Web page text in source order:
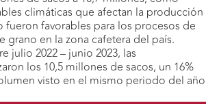
climáticas que afectan la producción
fueron favorables para los procesos de
grano en la zona cafetera del país.
julio 2022 – junio 2023, las
los 10,5 millones de sacos, un 16%
visto en el mismo periodo del año